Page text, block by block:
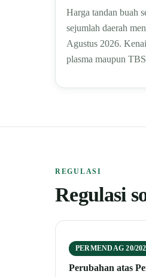
Harga tandan buah
sejumlah daerah
Agustus 2026.
plasma maupun
REGULASI
Regulasi
PERMENDAG 20/
Perubahan atas